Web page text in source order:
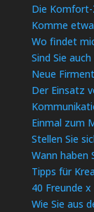
Die Komfort-
Komme
Wo findet
Sind Sie
Neue
Der Einsatz
Einmal zum
Stellen Sie
Wann haben
Tipps für
40 Freunde
Wie Sie aus